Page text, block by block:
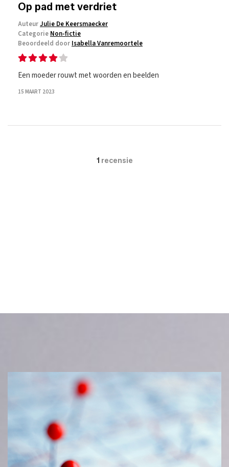
Op pad met verdriet
AuteurJulie De Keersmaecker
Categorie Non-fictie
Beoordeeld door Isabella Vanremoortele
Een moeder rouwt met woorden en beelden
15 MAART 2023
1 recensie